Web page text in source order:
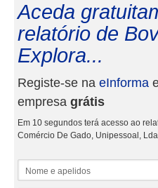
Aceda
relatório de
Explora...
Registe-se na eInforma
empresa grátis
Em 10 segundos terá acesso ao
Comércio De Gado, Unipessoal, Lda